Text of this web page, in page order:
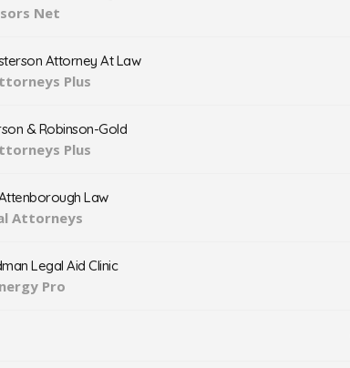
Net
Attorney At Law
Plus
& Robinson-Gold
Plus
Law
Attorneys
Legal Aid Clinic
Pro